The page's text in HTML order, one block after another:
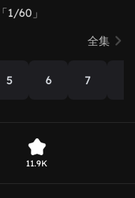
「1/60」
全集
5 6 7
11.9K